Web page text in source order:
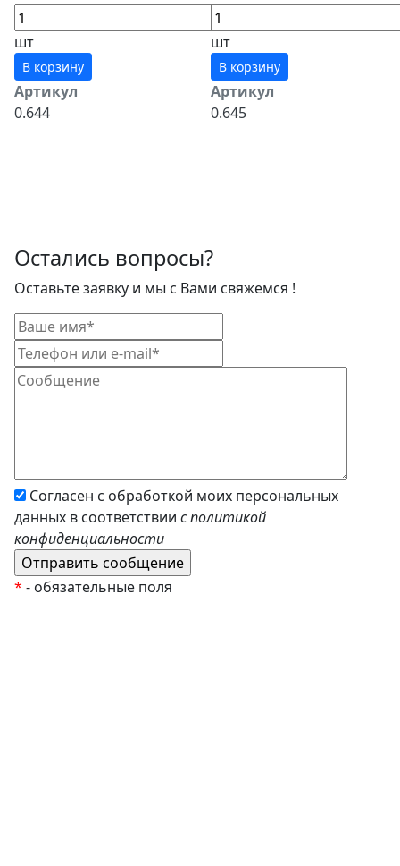
шт
В корзину
Артикул
0.644
шт
В корзину
Артикул
0.645
Остались вопросы?
Оставьте заявку и мы с Вами свяжемся !
Согласен с обработкой моих персональных
данных в соответствии с политикой
конфиденциальности
* - обязательные поля